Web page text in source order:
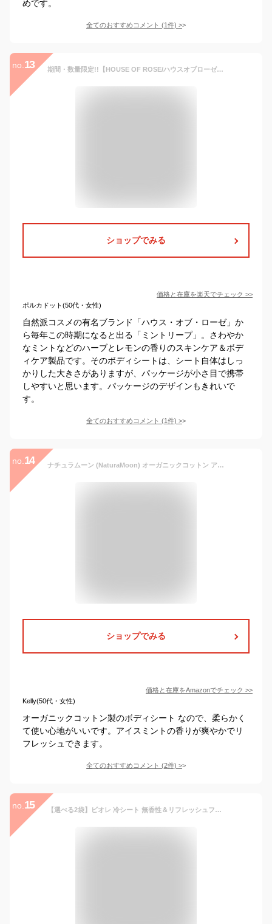
めです。
全てのおすすめコメント (1件) >
no. 13 期間・数量限定!!【HOUSE OF ROSE/ハウスオブローゼ】ミントリープ クール ボディシート【ボディ用ふきとり化粧水/ボディシート/ボディケア】～9種の天然精油の香りでリフレッシュ～清涼感/爽快/クール感持続/べたつきオフ/やわらかシート[7821-2]
ショップでみる
価格と在庫を楽天でチェック >>
ポルカドット(50代・女性)
自然派コスメの有名ブランド「ハウス・オブ・ローゼ」か
ら毎年この時期になると出る「ミントリープ」。さわやか
なミントなどのハーブとレモンの香りのスキンケア＆ボデ
ィケア製品です。そのボディシートは、シート自体はしっ
かりした大きさがありますが、パッケージが小さ目で携帯
しやすいと思います。パッケージのデザインもきれいで
す。
全てのおすすめコメント (1件) >
no. 14 ナチュラムーン (NaturaMoon) オーガニックコットン アロマ ボディシート アイスミント 12枚入 ボディペーパー リフレッシュ ウェットシート 汗ふきシート 汗拭きシート 制汗剤 デオドラント 防災
ショップでみる
価格と在庫をAmazonでチェック >>
Kelly(50代・女性)
オーガニックコットン製のボディシート なので、柔らかく
て使い心地がいいです。アイスミントの香りが爽やかでリ
フレッシュできます。
全てのおすすめコメント (2件) >
no. 15 【選べる2袋】ビオレ 冷シート 無香性＆リフレッシュフローラルの香り 大判20枚入 送料無料 制汗シート 汗拭きシート ボディ 汗ふき 汗拭き 1000円ポッキリ